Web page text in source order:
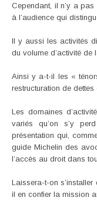
Cependant, il n’y a
à l’audience qui
Il y aussi les activités
du volume d’activité de
Ainsi y a-t-il les «
restructuration de dettes
Les domaines
variés qu’on s’y
présentation qui,
guide Michelin des
l’accès au droit dans
Laissera-t-on
il en confier la mission